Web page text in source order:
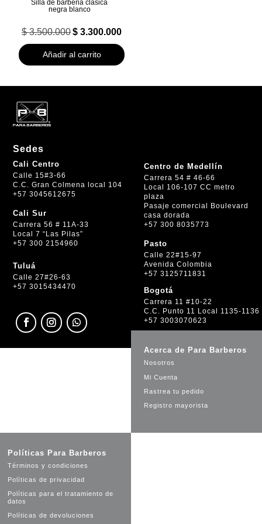
Silla de barberia clasica
negra blanco
$3.500.000 El
precio
original
era:
$ 3.300.000
actual
es:
$ 3.300.000.
Añadir al carrito
Sedes
Cali Centro
Calle 15#3-66
C.C. Gran Colmena local 104
+57 3045612675
Cali Sur
Carrera 56 # 11A-33
Local 7 “Las Pilas”
+57 300 2154960
Tuluá
Calle 27#26-63
+57 3015434470
Centro de Medellín
Carrera 54 # 46-66
Local 106-107 CC metro
plaza
Pasaje comercial Boulevard
casa dorada
+57 300 8035773
Pasto
Calle 22#15-97
Avenida Colombia
+57 3125711831
Bogotá
Carrera 11 #10-22
C.C. Punto 11 Local 1135-1136
+57 3003070623
Acerca de Para Barberos
Nosotros
Mi Cuenta
Rastrea tu pedido
Registro mayorista
Políticas Para Barberos
Términos y condiciones
Políticas de privacidad
Políticas para el tratamiento de
datos
Políticas de devoluciones